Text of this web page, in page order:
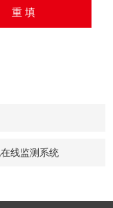
线监测系统